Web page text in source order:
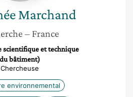
Marchand
– France
scientifique et technique
du bâtiment)
Chercheuse
environnemental